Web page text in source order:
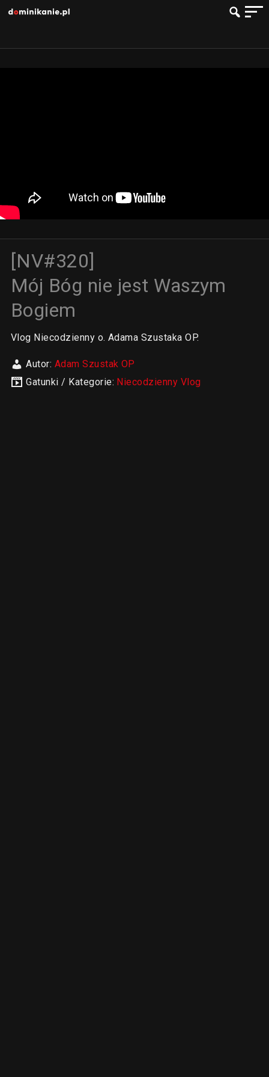
[NV#320]
Mój Bóg nie jest Waszym
Bogiem
Vlog Niecodzienny o. Adama Szustaka OP.
Autor: Adam Szustak OP
Gatunki / Kategorie: Niecodzienny Vlog